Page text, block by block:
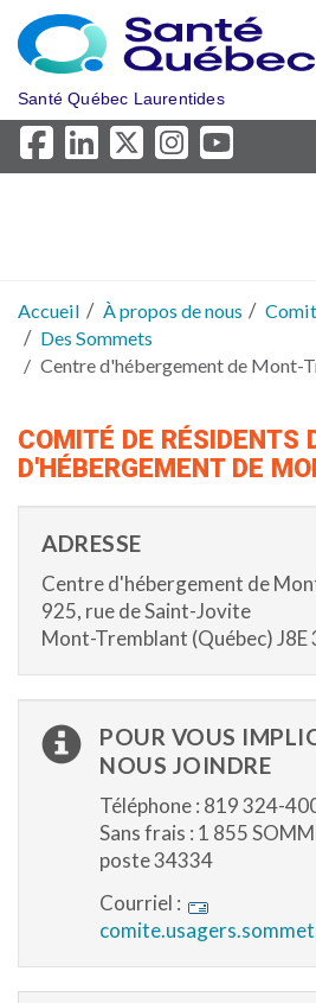
Aller au menu principal
Santé Québec Laurentides
Accueil À propos de nous
Des Sommets
Centre d'hébergement de Mont-
COMITÉ DE RÉSIDENTS
D'HÉBERGEMENT DE
ADRESSE
Centre d'hébergement de
925, rue de Saint-Jovite
Mont-Tremblant (Québec) J8E
POUR VOUS
NOUS JOINDRE
Téléphone : 819 324-
Sans frais : 1 855
poste 34334
Courriel :